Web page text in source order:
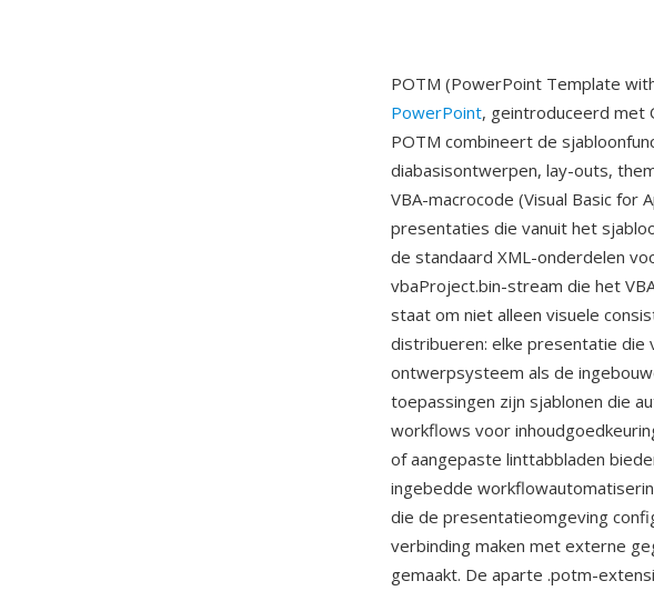
POTM (PowerPoint Template
PowerPoint, geintroduceerd met
POTM combineert de
diabasisontwerpen, lay-outs,
VBA-macrocode (Visual Basic for
presentaties die vanuit het
de standaard XML-onderdelen
vbaProject.bin-stream die het
staat om niet alleen visuele
distribueren: elke presentatie
ontwerpsysteem als de
toepassingen zijn sjablonen die
workflows voor
of aangepaste linttabbladen
ingebedde
die de presentatieomgeving
verbinding maken met externe
gemaakt. De aparte .potm-